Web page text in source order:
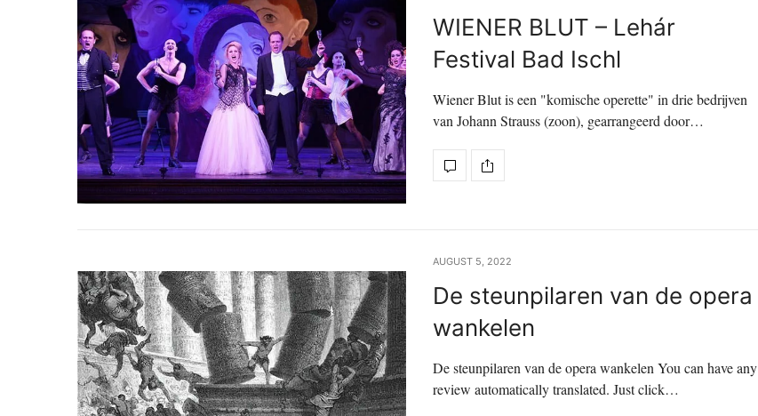
WIENER BLUT – Lehár
Festival Bad Ischl
Wiener Blut is een "komische operette" in drie bedrijven
van Johann Strauss (zoon), gearrangeerd door…
AUGUST 5, 2022
De steunpilaren van de opera
wankelen
De steunpilaren van de opera wankelen You can have any
review automatically translated. Just click…